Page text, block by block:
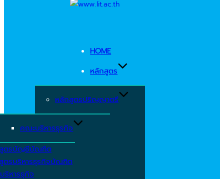
HOME
หลักสูตร
หลักสูตรปริญญาตรี
คณะบริหารธุรกิจ
ตรบัญชีบัณฑิต
ตรบริหารธุรกิจบัณฑิต
ริหารธุกิจ